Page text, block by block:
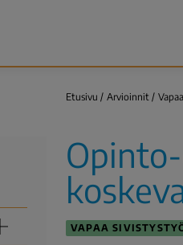
Etusivu Arvioinnit
VAPAA